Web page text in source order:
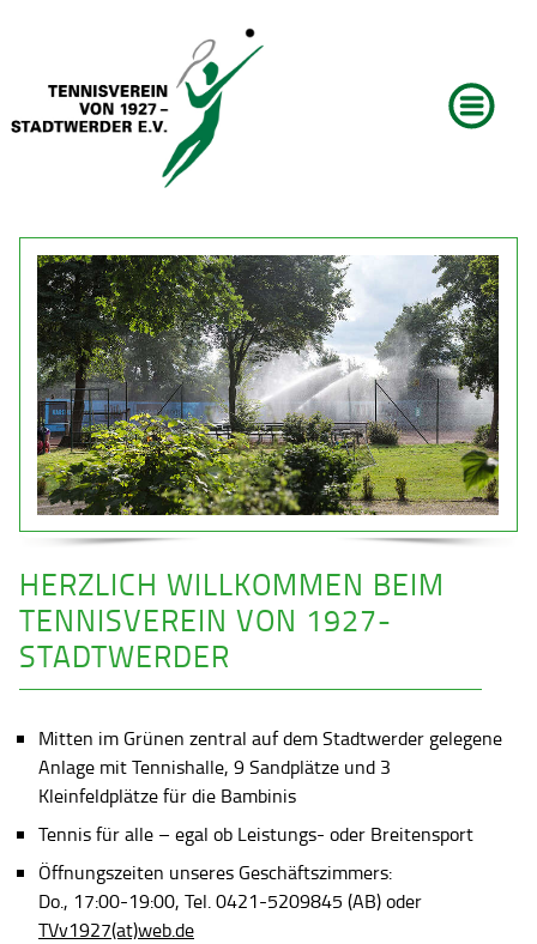
HERZLICH WILLKOMMEN BEIM
TENNISVEREIN VON 1927-
STADTWERDER
Mitten im Grünen zentral auf dem Stadtwerder gelegene
Anlage mit Tennishalle, 9 Sandplätze und 3
Kleinfeldplätze für die Bambinis
Tennis für alle – egal ob Leistungs- oder Breitensport
Öffnungszeiten unseres Geschäftszimmers:
Do., 17:00-19:00, Tel. 0421-5209845 (AB) oder
TVv1927(at)web.de